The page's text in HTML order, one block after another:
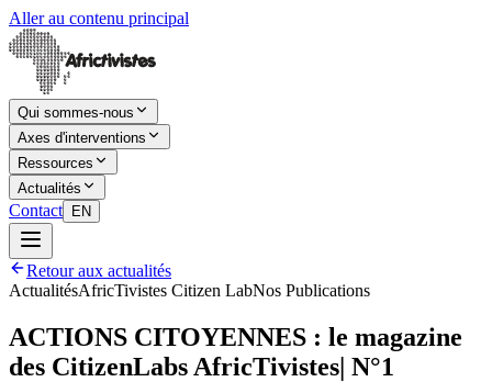
Aller au contenu principal
Qui sommes-nous
Axes d'interventions
Ressources
Actualités
Contact EN
Retour aux actualités
ActualitésAfricTivistes Citizen LabNos Publications
ACTIONS CITOYENNES : le magazine
des CitizenLabs AfricTivistes| N°1